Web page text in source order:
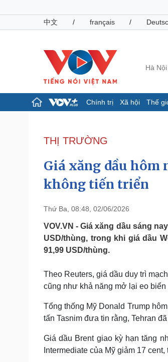
中文
/ français /
Hà Nội
Chính trị Xã hội Thế
Đảng
Tổ chức nhân sự
Nhận diện sự thật
Dấu
Biển
Pháp luật
Tin nóng
Tư vấn luật
Việt
Phân
Sức khỏe
Dinh dưỡng - món ngon
Cây thuốc
Sản phụ khoa
Nhi khoa
Nam khoa
Làm đẹp - giảm cân
Phòng mạch online
Đời
Blog
Tình
THỊ TRƯỜNG
Giá xăng dầu hôm
không tiến triển
Thứ Ba, 08:48, 02/06/2026
VOV.VN - Giá xăng dầu sáng
USD/thùng, trong khi giá dầu
91,99 USD/thùng.
Theo Reuters, giá dầu duy trì
cũng như khả năng mở lại eo biển
Tổng thống Mỹ Donald Trump
tấn Tasnim đưa tin rằng, Tehran
Giá dầu Brent giao kỳ hạn tăng
Intermediate của Mỹ giảm 17